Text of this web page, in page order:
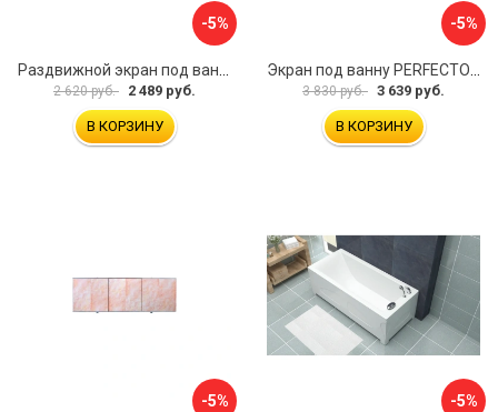
-5%
2 620 руб. 2 489 руб.
В КОРЗИНУ
-5%
3 830 руб. 3 639 руб.
В КОРЗИНУ
-5% -5%